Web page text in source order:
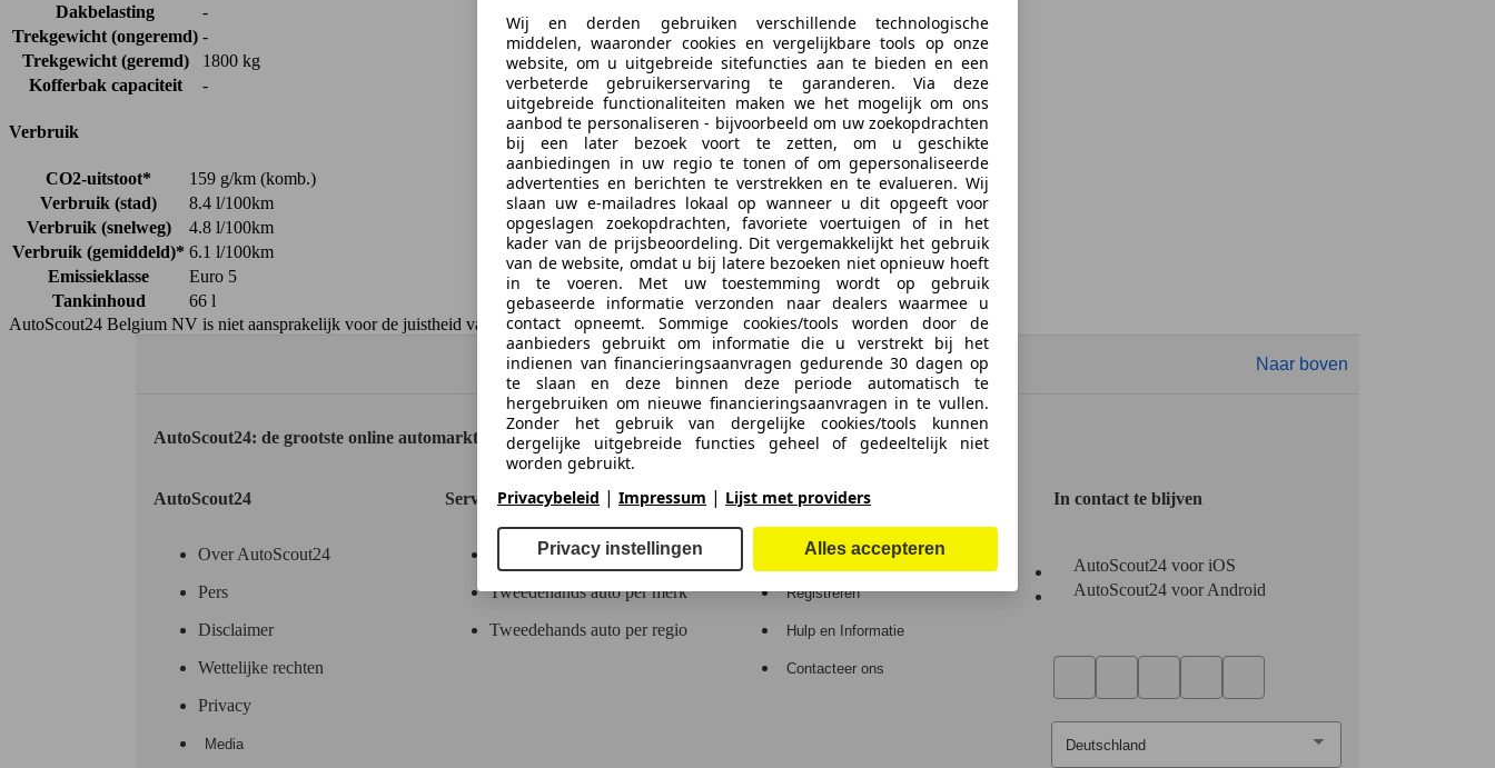
Dakbelasting
-
Trekgewicht (ongeremd) -
Trekgewicht (geremd)
1800 kg
Kofferbak capaciteit
-
Verbruik
CO2-uitstoot*
159 g/km (komb.)
Verbruik (stad)
8.4 l/100km
Verbruik (snelweg)
4.8 l/100km
Verbruik (gemiddeld)* 6.1 l/100km
Emissieklasse
Euro 5
Tankinhoud
66 l
AutoScout24 Belgium NV is niet aansprakelijk voor de juistheid van de gegevens.
Naar boven
AutoScout24: de grootste online automarkt in Europa.
AutoScout24
Over AutoScout24
Pers
Disclaimer
Wettelijke rechten
Privacy
Media
Service
Contact en hulp
Tweedehands auto per merk
Tweedehands auto per regio
Dealerrubriek
Login
Registreren
Hulp en Informatie
Contacteer ons
In contact te blijven
AutoScout24 voor iOS
AutoScout24 voor Android
Wij en derden gebruiken verschillende technologische
middelen, waaronder cookies en vergelijkbare tools op onze
website, om u uitgebreide sitefuncties aan te bieden en een
verbeterde gebruikerservaring te garanderen. Via deze
uitgebreide functionaliteiten maken we het mogelijk om ons
aanbod te personaliseren - bijvoorbeeld om uw zoekopdrachten
bij een later bezoek voort te zetten, om u geschikte
aanbiedingen in uw regio te tonen of om gepersonaliseerde
advertenties en berichten te verstrekken en te evalueren. Wij
slaan uw e-mailadres lokaal op wanneer u dit opgeeft voor
opgeslagen zoekopdrachten, favoriete voertuigen of in het
kader van de prijsbeoordeling. Dit vergemakkelijkt het gebruik
van de website, omdat u bij latere bezoeken niet opnieuw hoeft
in te voeren. Met uw toestemming wordt op gebruik
gebaseerde informatie verzonden naar dealers waarmee u
contact opneemt. Sommige cookies/tools worden door de
aanbieders gebruikt om informatie die u verstrekt bij het
indienen van financieringsaanvragen gedurende 30 dagen op
te slaan en deze binnen deze periode automatisch te
hergebruiken om nieuwe financieringsaanvragen in te vullen.
Zonder het gebruik van dergelijke cookies/tools kunnen
dergelijke uitgebreide functies geheel of gedeeltelijk niet
worden gebruikt.
Privacybeleid | Impressum | Lijst met providers
Privacy instellingen Alles accepteren